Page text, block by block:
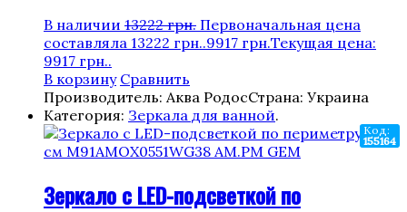
В наличии 13222грн. Первоначальная цена
составляла 13222 грн..9917 грн.Текущая цена:
9917 грн..
В корзину Сравнить
Производитель: Аква РодосСтрана: Украина
Категория: Зеркала для ванной.
Код:
155164
Зеркало с LED-подсветкой по